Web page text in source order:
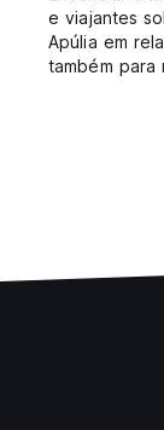
e viajantes
Apúlia em
também para